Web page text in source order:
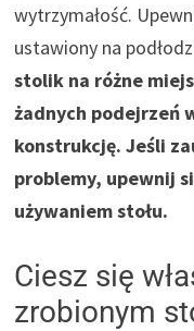
wytrzymałość.
ustawiony na
stolik na różne
żadnych podejrzeń
konstrukcję. Jeśli
problemy, upewnij
używaniem stołu.
Ciesz się
zrobionym